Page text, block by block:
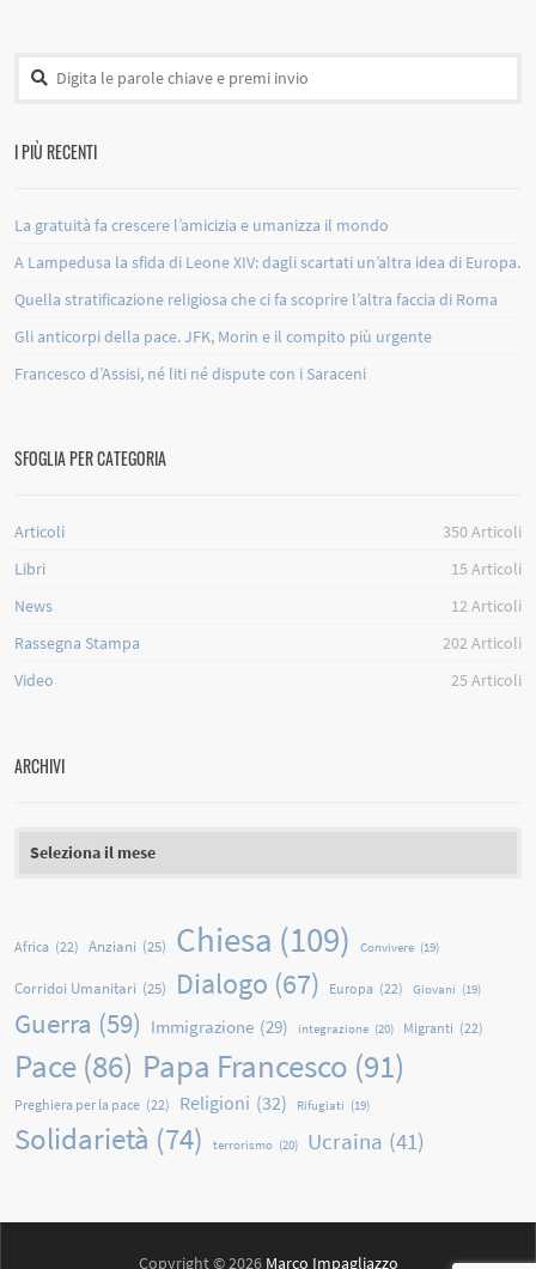
I PIÙ RECENTI
La gratuità fa crescere l’amicizia e umanizza il mondo
A Lampedusa la sfida di Leone XIV: dagli scartati un’altra idea di Europa.
Quella stratificazione religiosa che ci fa scoprire l’altra faccia di Roma
Gli anticorpi della pace. JFK, Morin e il compito più urgente
Francesco d’Assisi, né liti né dispute con i Saraceni
SFOGLIA PER CATEGORIA
Articoli 350Articoli
Libri
15 Articoli
News
12Articoli
Rassegna Stampa
202Articoli
Video
25 Articoli
ARCHIVI
Africa (22) Anziani (25) Chiesa (109) Convivere (19)
Corridoi Umanitari (25) Dialogo (67) Europa (22) Giovani (19)
Guerra (59) Immigrazione (29) integrazione (20) Migranti (22)
Pace (86) Papa Francesco (91)
Preghiera per la pace (22) Religioni (32) Rifugiati (19)
Solidarietà (74) terrorismo (20) Ucraina (41)
Copyright © 2026 Marco Impagliazzo